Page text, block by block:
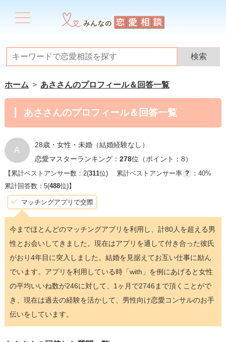
ホーム あささんのプロフィール＆回答一覧
あささんのプロフィール＆回答一覧
A
28歳・女性・未婚（結婚経験なし）
恋愛マスターランキング： 278位（ポイント：8）
【累計ベストアンサー数：2(311位) 累計ベストアンサー率 ?
：40%
累計回答数：5(488位)】
マッチングアプリで交際
今までほとんどのマッチングアプリを利用し、計80人を超える男
性とお会いしてきました。現在はアプリを通して付き合った彼氏
がおり4年目に突入しました。結婚を見据えてお互い仕事に励ん
でいます。アプリを利用している時「with」を例にあげると女性
の平均いいね数が246に対して、1ヶ月で2746まで頂くことがで
き、現在は過去の経験を活かして、男性向け恋愛コンサルのお手
伝いをしています。